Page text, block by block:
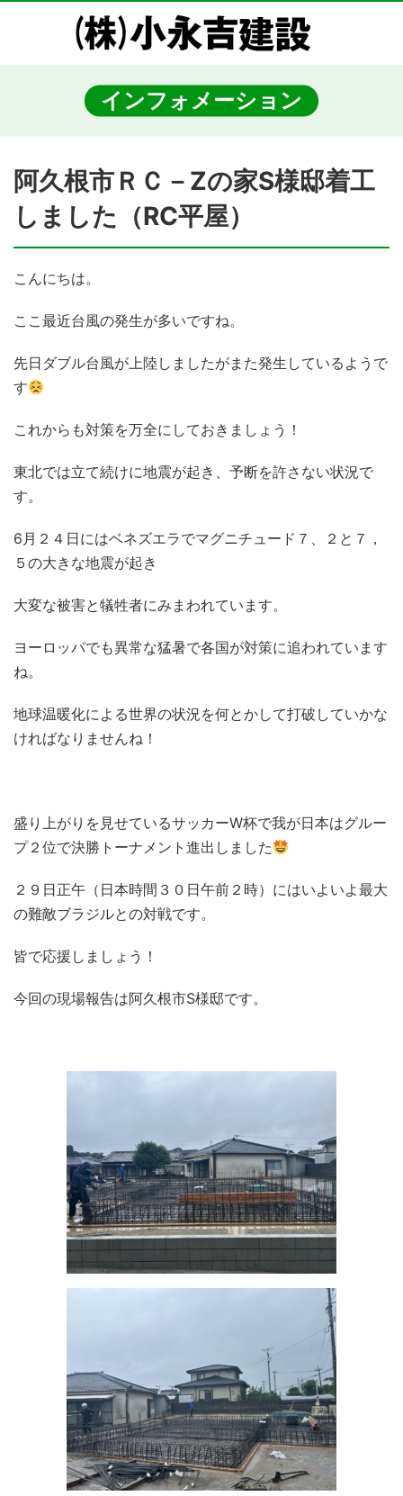
インフォメーション
阿久根市ＲＣ－Zの家S様邸着工
しました（RC平屋）
こんにちは。
ここ最近台風の発生が多いですね。
先日ダブル台風が上陸しましたがまた発生しているようで
す
これからも対策を万全にしておきましょう！
東北では立て続けに地震が起き、予断を許さない状況で
す。
6月２４日にはベネズエラでマグニチュード７、２と７，
５の大きな地震が起き
大変な被害と犠牲者にみまわれています。
ヨーロッパでも異常な猛暑で各国が対策に追われています
ね。
地球温暖化による世界の状況を何とかして打破していかな
ければなりませんね！
盛り上がりを見せているサッカーW杯で我が日本はグルー
プ２位で決勝トーナメント進出しました
２９日正午（日本時間３０日午前２時）にはいよいよ最大
の難敵ブラジルとの対戦です。
皆で応援しましょう！
今回の現場報告は阿久根市S様邸です。